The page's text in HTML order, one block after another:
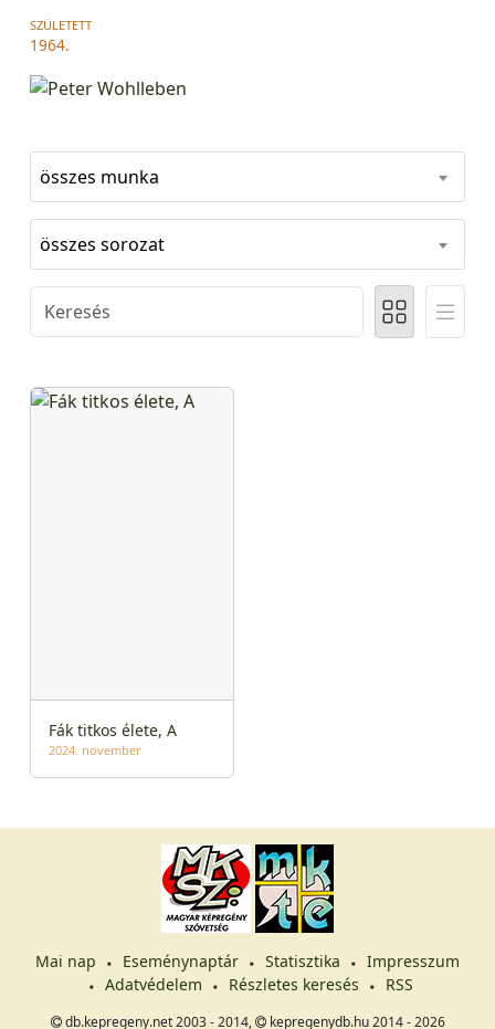
SZÜLETETT
1964.
összes munka
összes sorozat
Fák titkos élete, A
2024. november
Mai nap Eseménynaptár Statisztika
Impresszum
Adatvédelem
Részletes keresés RSS
db.kepregeny.net 2003 - 2014, kepregenydb.hu 2014 - 2026